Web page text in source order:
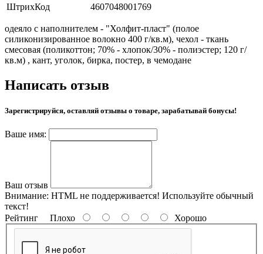
ШтрихКод
4607048001769
одеяло с наполнителем - "Холфит-пласт" (полое
силиконизированное волокно 400 г/кв.м), чехол - ткань
смесовая (поликоттон; 70% - хлопок/30% - полиэстер; 120 г/
кв.м) , кант, уголок, бирка, постер, в чемодане
Написать отзыв
Зарегистрируйся, оставляй отзывы о товаре, зарабатывай бонусы!
Ваше имя:
Ваш отзыв
Внимание: HTML не поддерживается! Используйте обычный
текст!
Рейтинг Плохо Хорошо